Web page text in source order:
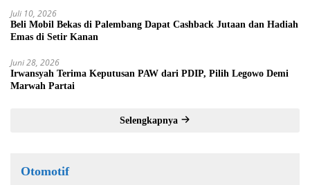
Juli 10, 2026
Beli Mobil Bekas di Palembang Dapat Cashback Jutaan dan Hadiah
Emas di Setir Kanan
Juni 28, 2026
Irwansyah Terima Keputusan PAW dari PDIP, Pilih Legowo Demi
Marwah Partai
Selengkapnya
Otomotif